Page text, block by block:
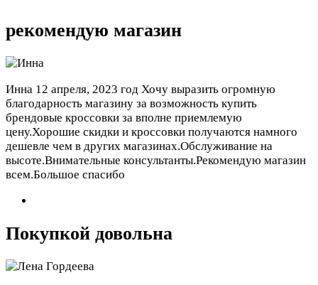
рекомендую магазин
Инна 12 апреля, 2023 год Хочу выразить огромную
благодарность магазину за возможность купить
брендовые кроcсовки за вполне приемлемую
цену.Хорошие скидки и кросcовки получаются намного
дешевле чем в других магазинах.Обслуживание на
высоте.Внимательные консультанты.Рекомендую магазин
всем.Большое спасибо
Покупкой довольна